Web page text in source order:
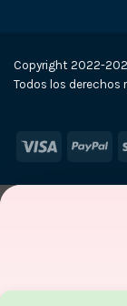
Copyright 2022-
Todos los derechos
Visa